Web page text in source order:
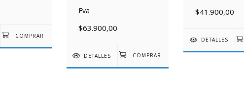
Eva
$63.900,00
DETALLES
$41.900,00
DETALLES